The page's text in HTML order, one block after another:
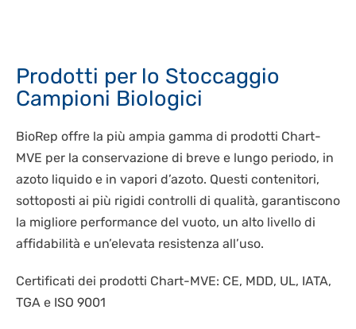
Prodotti per lo Stoccaggio
Campioni Biologici
BioRep offre la più ampia gamma di prodotti Chart-
MVE per la conservazione di breve e lungo periodo, in
azoto liquido e in vapori d’azoto. Questi contenitori,
sottoposti ai più rigidi controlli di qualità, garantiscono
la migliore performance del vuoto, un alto livello di
affidabilità e un’elevata resistenza all’uso.
Certificati dei prodotti Chart-MVE: CE, MDD, UL, IATA,
TGA e ISO 9001